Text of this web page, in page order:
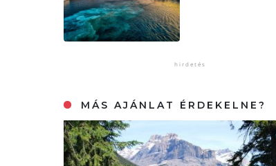
MÁS AJÁNLAT ÉRDEKELNE?